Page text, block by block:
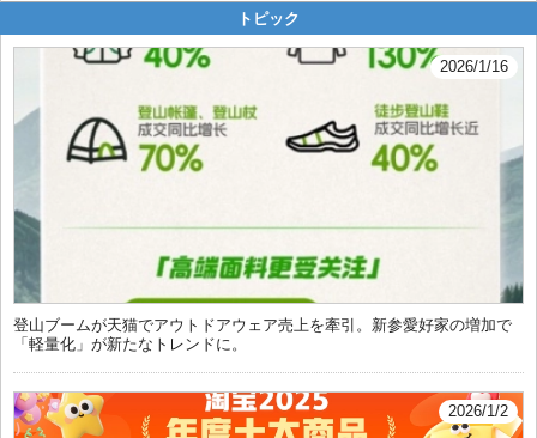
トピック
2026/1/16
登山ブームが天猫でアウトドアウェア売上を牽引。新参愛好家の増加で
「軽量化」が新たなトレンドに。
2026/1/2